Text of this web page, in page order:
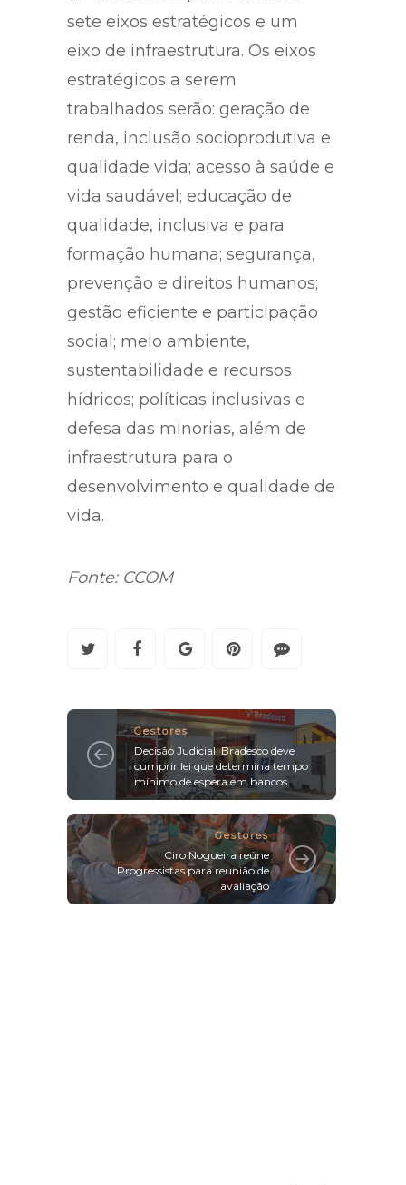
sete eixos estratégicos e um
eixo de infraestrutura. Os eixos
estratégicos a serem
trabalhados serão: geração de
renda, inclusão socioprodutiva e
qualidade vida; acesso à saúde e
vida saudável; educação de
qualidade, inclusiva e para
formação humana; segurança,
prevenção e direitos humanos;
gestão eficiente e participação
social; meio ambiente,
sustentabilidade e recursos
hídricos; políticas inclusivas e
defesa das minorias, além de
infraestrutura para o
desenvolvimento e qualidade de
vida.
Fonte: CCOM
Gestores
Decisão Judicial: Bradesco deve
cumprir lei que determina tempo
mínimo de espera em bancos
Gestores
Ciro Nogueira reúne
Progressistas para reunião de
avaliação